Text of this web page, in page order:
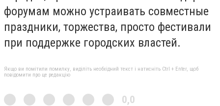
форумам можно устраивать совместные
праздники, торжества, просто фестивали
при поддержке городских властей.
Якщо ви помітили помилку, виділіть необхідний текст і натисніть Ctrl + Enter, щоб
повідомити про це редакцію
0,0